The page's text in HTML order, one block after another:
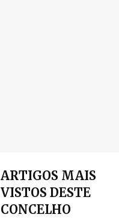
ARTIGOS MAIS
VISTOS DESTE
CONCELHO